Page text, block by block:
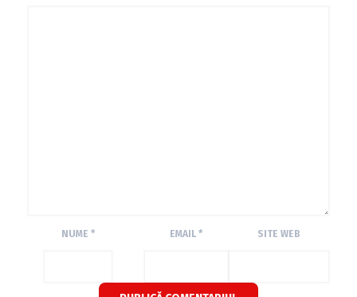
NUME * EMAIL* SITE WEB